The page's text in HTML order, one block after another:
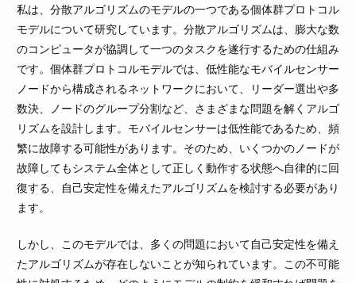
私は、分散アルゴリズムのモデルの一つである個体群プロトコル
モデルについて研究しています。分散アルゴリズムは、膨大な数
のコンピュータが協調して一つのタスクを遂行するための仕組み
です。個体群プロトコルモデルでは、低性能なモバイルセンサー
ノードから構成されるネットワークにおいて、リーダー選出や多
数決、ノードのグループ分割など、さまざまな問題を解くアルゴ
リズムを設計します。モバイルセンサーは低性能であるため、頻
繁に故障する可能性があります。そのため、いくつかのノードが
故障してもシステム全体として正しく動作する状態へ自律的に回
復する、自己安定性を備えたアルゴリズムを検討する必要があり
ます。
しかし、このモデルでは、多くの問題において自己安定性を備え
たアルゴリズムが存在しないことが知られています。この不可能